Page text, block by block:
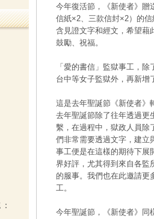
今年復活節，《新使者》贈
信紙×2、三款信封×2）的
含見證文字和經文，希望藉
鼓勵、祝福。
「愛的書信」監獄事工，
台中等女子監獄外，再新增
這是去年聖誕節《新使者》
去年聖誕節除了往年透過更
繫，在過程中，獄政人員
們非常需要透過文字，建立
事工便是在這樣的期待下展
界好評，尤其得到來自各監
的服事。我們也在此邀請更
工。
今年聖誕節，《新使者》同